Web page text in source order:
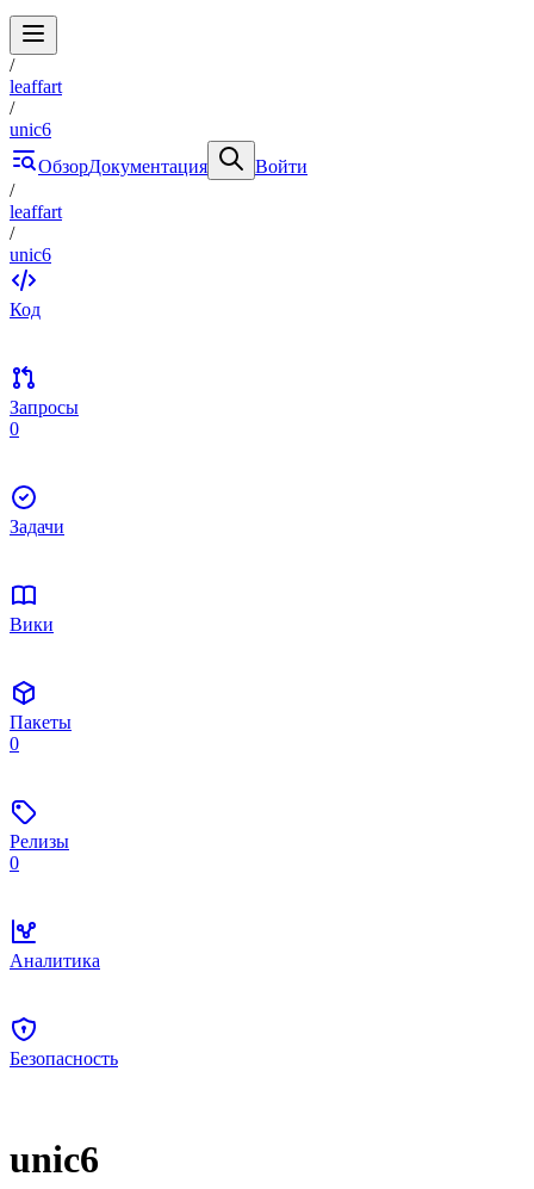
/
leaffart
/
unic6
ОбзорДокументация
Войти
/
leaffart
/
unic6
Код
Запросы
0
Задачи
Вики
Пакеты
0
Релизы
0
Аналитика
Безопасность
unic6